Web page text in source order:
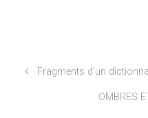
Fragments d’un
OMBRES